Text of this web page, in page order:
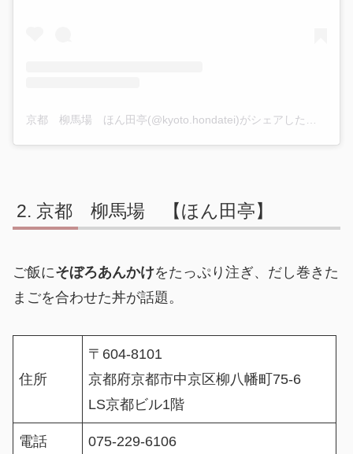
京都 柳馬場 ほん田亭(@kyoto.hondatei)がシェアした投稿
京都 柳馬場 【ほん田亭】
ご飯にそぼろあんかけをたっぷり注ぎ、だし巻きた
まごを合わせた丼が話題。
住所
〒604-8101
京都府京都市中京区柳八幡町75-6
LS京都ビル1階
電話 075-229-6106